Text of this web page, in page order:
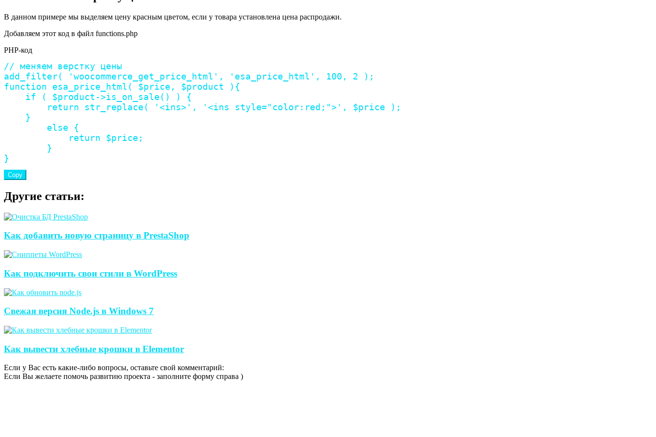
В данном примере мы выделяем цену красным цветом, если у товара установлена цена распродажи.
Добавляем этот код в файл functions.php
PHP-код
// меняем верстку цены
add_filter( 'woocommerce_get_price_html' , 'esa_price_html' , 100 , 2 ) ;
function
esa_price_html( $price , $product ) {
if
( $product ->is_on_sale( ) )
{
return
str_replace( '<ins>' , '<ins style="color:red;">' , $price ) ;
}
else
{
return
$price ;
}
}
Copy
Другие статьи:
Как добавить новую страницу в PrestaShop
Как подключить свои стили в WordPress
Свежая версия Node.js в Windows 7
Как вывести хлебные крошки в Elementor
Если у Вас есть какие-либо вопросы, оставьте свой комментарий:
Если Вы желаете помочь развитию проекта - заполните форму справа )